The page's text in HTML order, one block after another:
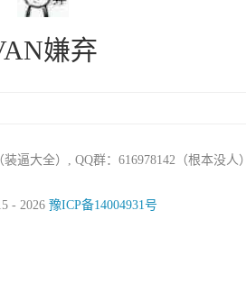
嫌弃
逼大全）, QQ群：616978142（根本没人）
- 2026 豫ICP备14004931号